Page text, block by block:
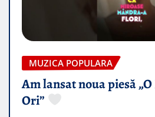
MUZICA POPULARA
Am lansat noua piesă
Ori”